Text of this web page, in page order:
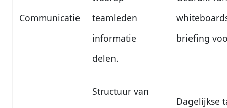
Communicatie
teamleden
informatie
delen.
briefing
Structuur van
Dagelijkse